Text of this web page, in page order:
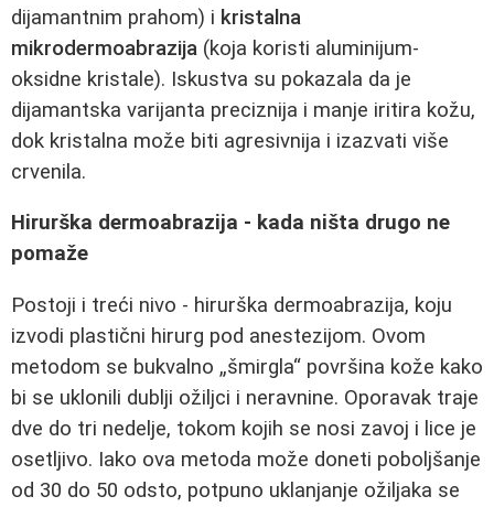
dijamantnim prahom) i kristalna
mikrodermoabrazija (koja koristi aluminijum-
oksidne kristale). Iskustva su pokazala da je
dijamantska varijanta preciznija i manje iritira kožu,
dok kristalna može biti agresivnija i izazvati više
crvenila.
Hirurška dermoabrazija - kada ništa drugo ne
pomaže
Postoji i treći nivo - hirurška dermoabrazija, koju
izvodi plastični hirurg pod anestezijom. Ovom
metodom se bukvalno „šmirgla“ površina kože kako
bi se uklonili dublji ožiljci i neravnine. Oporavak traje
dve do tri nedelje, tokom kojih se nosi zavoj i lice je
osetljivo. Iako ova metoda može doneti poboljšanje
od 30 do 50 odsto, potpuno uklanjanje ožiljaka se